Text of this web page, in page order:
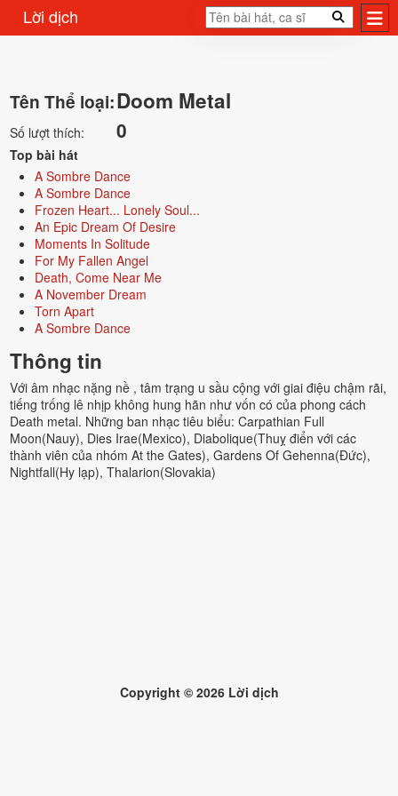
Lời dịch
Tên Thể loại:Doom Metal
Số lượt thích: 0
Top bài hát
A Sombre Dance
A Sombre Dance
Frozen Heart... Lonely Soul...
An Epic Dream Of Desire
Moments In Solitude
For My Fallen Angel
Death, Come Near Me
A November Dream
Torn Apart
A Sombre Dance
Thông tin
Với âm nhạc nặng nề , tâm trạng u sầu cộng với giai điệu chậm rãi,
tiếng trống lê nhịp không hung hãn như vốn có của phong cách
Death metal. Những ban nhạc tiêu biểu: Carpathian Full
Moon(Nauy), Dies Irae(Mexico), Diabolique(Thuỵ điển với các
thành viên của nhóm At the Gates), Gardens Of Gehenna(Đức),
Nightfall(Hy lạp), Thalarion(Slovakia)
Copyright © 2026Lời dịch